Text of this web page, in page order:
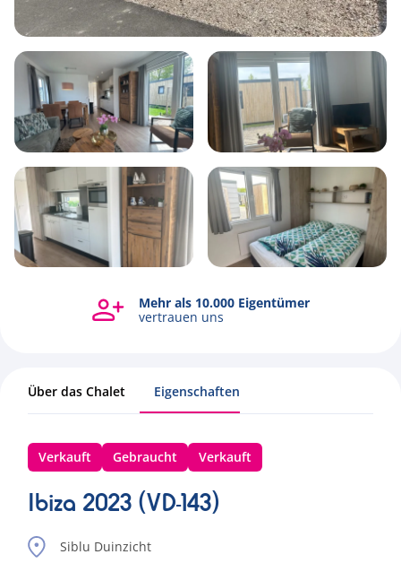
1 2 44m2
Alle Fotos ansehen
Mehr als 10.000 Eigentümer
vertrauen uns
Über das Chalet Eigenschaften
Verkauft Gebraucht Verkauft
Ibiza 2023 (VD-143)
Siblu Duinzicht